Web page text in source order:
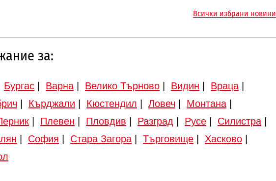
Всички избрани новини
за:
Бургас Варна Велико Търново Видин Враца
Кърджали Кюстендил Ловеч Монтана
Плевен Пловдив Разград Русе Силистра
София Стара Загора Търговище Хасково